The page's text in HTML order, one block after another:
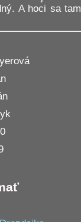
A hoci sa